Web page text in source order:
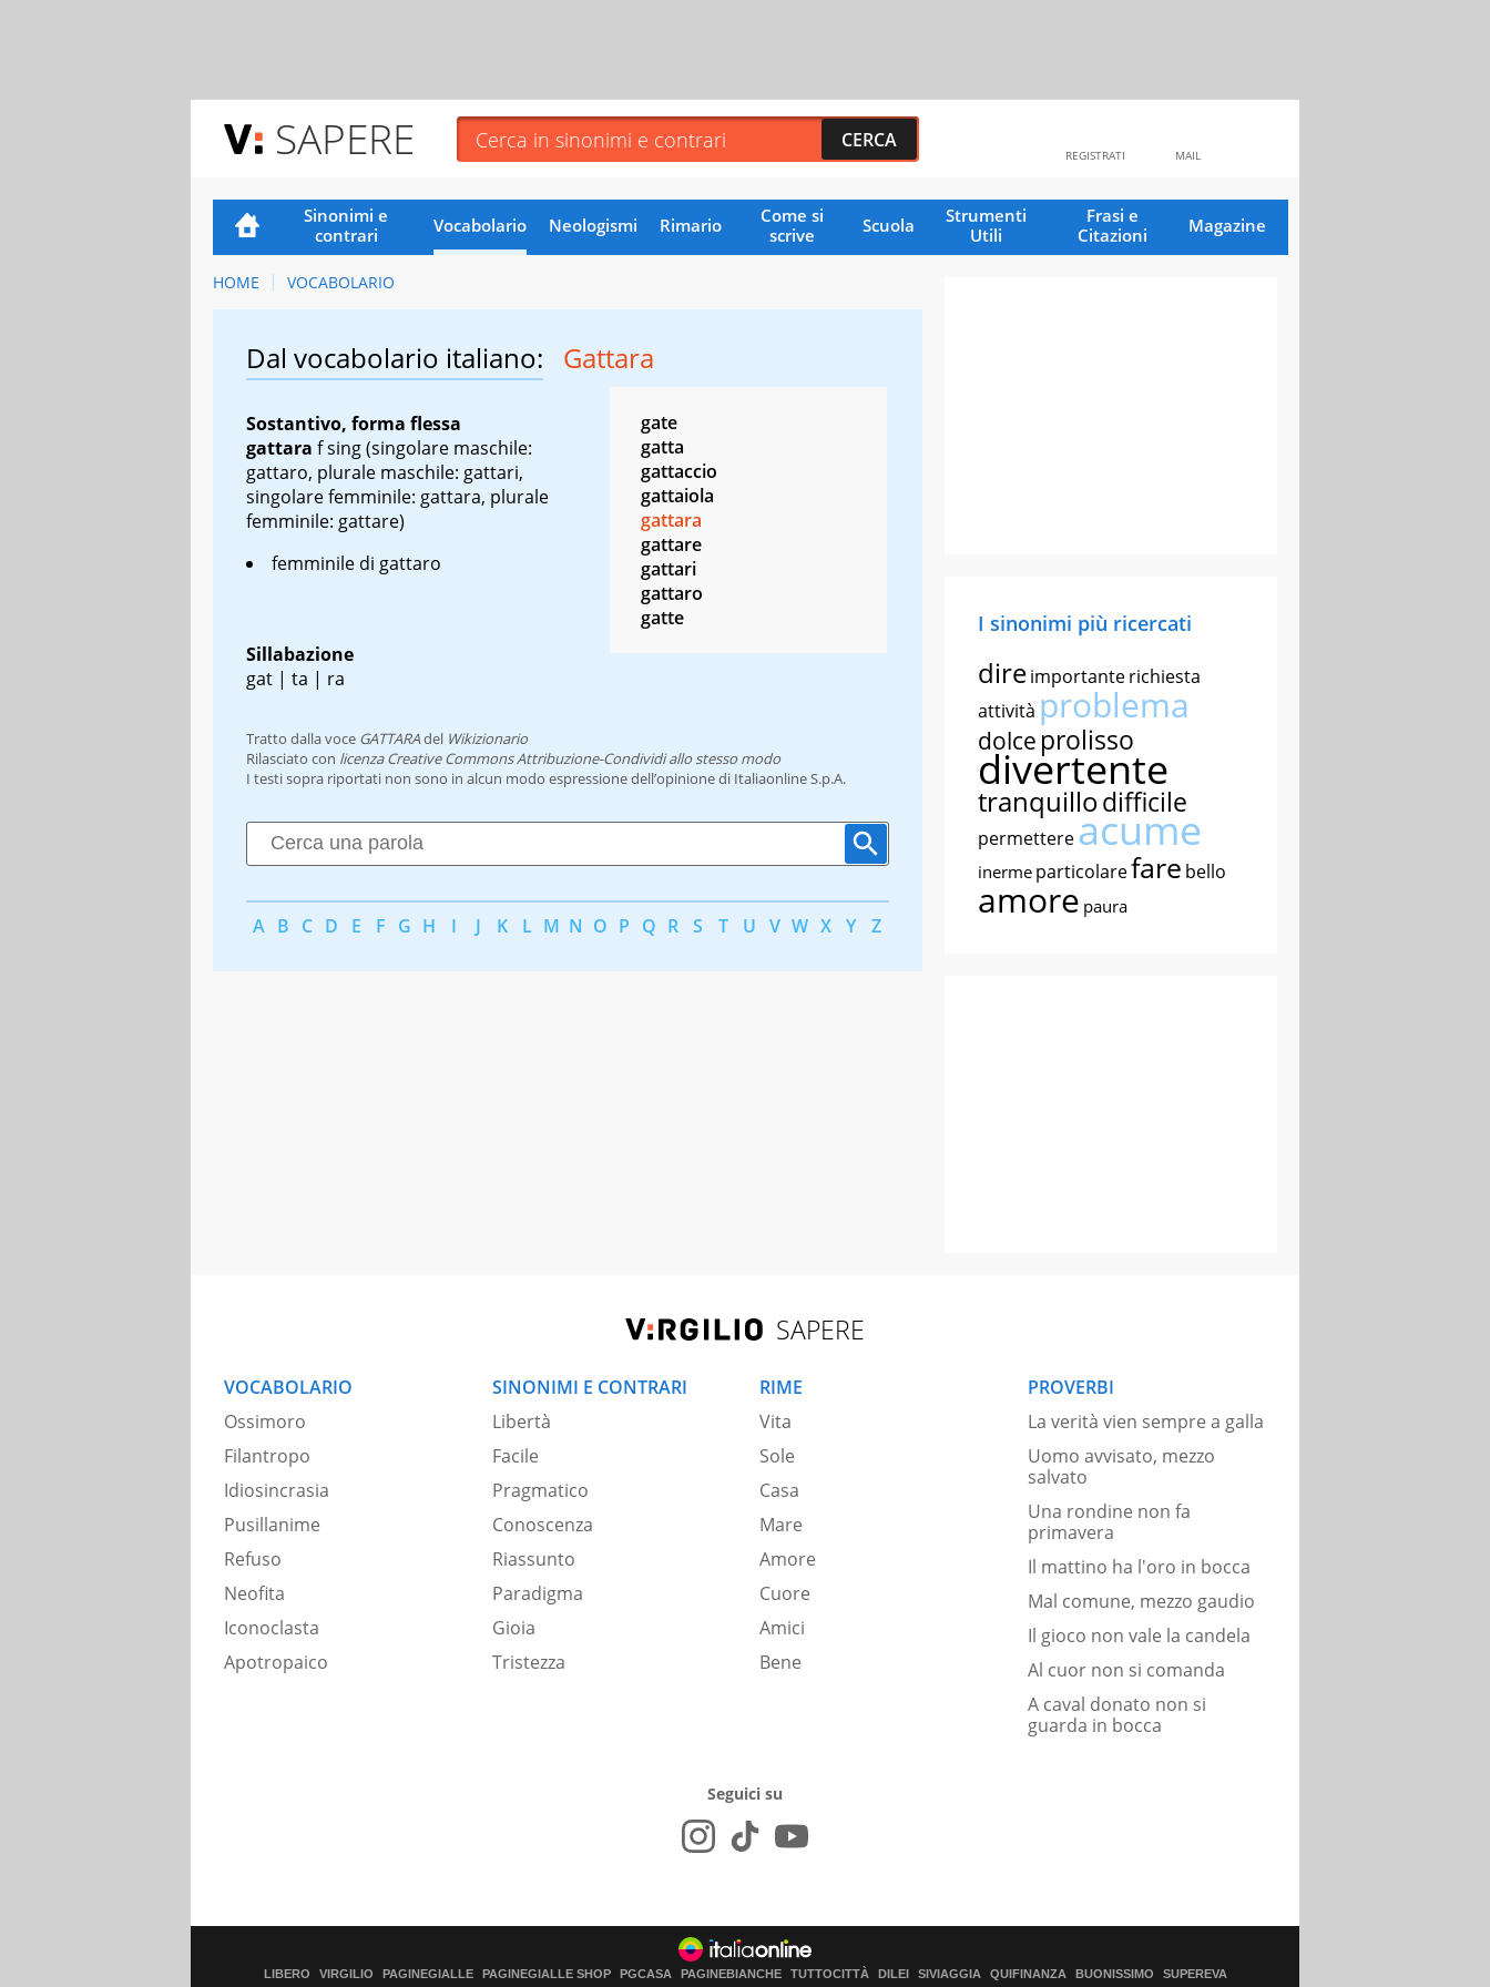
SAPERE MAIL
REGISTRATI
Sinonimi e
contrari
Vocabolario Neologismi Rimario
Come si
scrive
Scuola
Strumenti
Utili
Frasi e
Citazioni
Magazine
HOME VOCABOLARIO
Dal vocabolario italiano: Gattara
Sostantivo, forma flessa
gattara f sing(singolare maschile:
gattaro, plurale maschile: gattari,
singolare femminile: gattara, plurale
femminile: gattare)
femminile di gattaro
Sillabazione
gat | ta | ra
gate
gatta
gattaccio
gattaiola
gattara
gattare
gattari
gattaro
gatte
Tratto dalla voce GATTARAdel Wikizionario
Rilasciato con licenza Creative Commons Attribuzione-Condividi allo stesso modo
I testi sopra riportati non sono in alcun modo espressione dell’opinione di Italiaonline S.p.A.
A B C D E F G H I J K L M N O P Q R S T U V W X Y Z
I sinonimi più ricercati
direimportanterichiesta
attività problema
dolce prolisso
divertente
tranquillodifficile
permettereacume
inerme particolarefare bello
amore paura
SAPERE
VOCABOLARIO
Ossimoro
Filantropo
Idiosincrasia
Pusillanime
Refuso
Neofita
Iconoclasta
Apotropaico
SINONIMI E CONTRARI
Libertà
Facile
Pragmatico
Conoscenza
Riassunto
Paradigma
Gioia
Tristezza
RIME
Vita
Sole
Casa
Mare
Amore
Cuore
Amici
Bene
PROVERBI
La verità vien sempre a galla
Uomo avvisato, mezzo
salvato
Una rondine non fa
primavera
Il mattino ha l'oro in bocca
Mal comune, mezzo gaudio
Il gioco non vale la candela
Al cuor non si comanda
A caval donato non si
guarda in bocca
Seguici su
LIBERO VIRGILIO PAGINEGIALLE PAGINEGIALLE SHOP PGCASA PAGINEBIANCHE TUTTOCITTÀ DILEI SIVIAGGIA QUIFINANZA BUONISSIMO SUPEREVA